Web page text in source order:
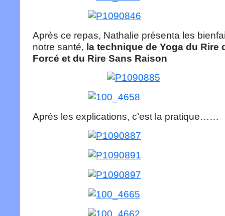
Après ce repas, Nathalie présenta les
notre santé, la technique de Yoga du Rire
Forcé et du Rire Sans Raison
Après les explications, c’est la pratique……